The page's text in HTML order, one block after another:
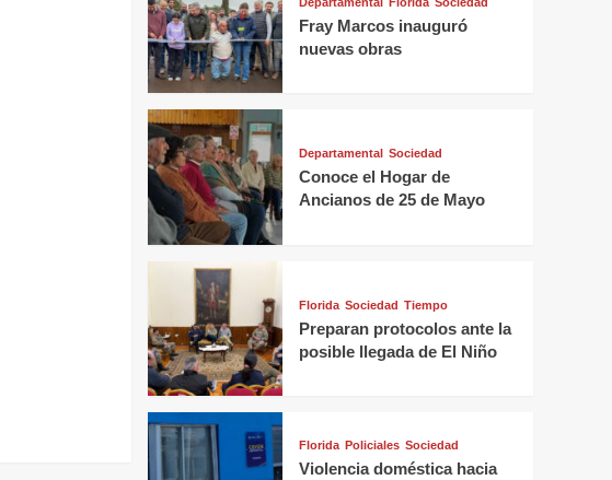
Fray Marcos inauguró
nuevas obras
Departamental Sociedad
Conoce el Hogar de
Ancianos de 25 de Mayo
Florida Sociedad Tiempo
Preparan protocolos ante la
posible llegada de El Niño
Florida Policiales Sociedad
Violencia doméstica hacia